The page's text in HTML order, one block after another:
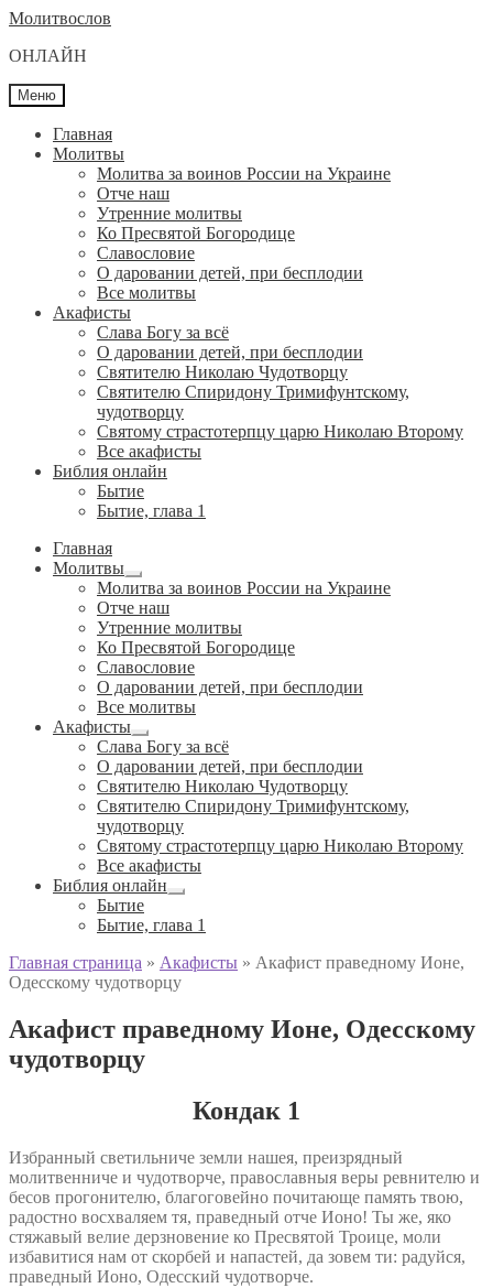
Перейти
навигации
Перейти
содержимому
Молитвослов
ОНЛАЙН
Меню
Главная
Молитвы
Молитва за воинов России на Украине
Отче наш
Утренние молитвы
Ко Пресвятой Богородице
Славословие
О даровании детей, при бесплодии
Вcе молитвы
Акафисты
Слава Богу за всё
О даровании детей, при бесплодии
Святителю Николаю Чудотворцу
Святителю Спиридону Тримифунтскому,
чудотворцу
Святому страстотерпцу царю Николаю Второму
Все акафисты
Библия онлайн
Бытие
Бытие, глава 1
Главная
Молитвы
Развернутое
вложенное
меню
Молитва за воинов России на Украине
Отче наш
Утренние молитвы
Ко Пресвятой Богородице
Славословие
О даровании детей, при бесплодии
Вcе молитвы
Акафисты
Развернутое
вложенное
меню
Слава Богу за всё
О даровании детей, при бесплодии
Святителю Николаю Чудотворцу
Святителю Спиридону Тримифунтскому,
чудотворцу
Святому страстотерпцу царю Николаю Второму
Все акафисты
Библия онлайн
Развернутое
вложенное
меню
Бытие
Бытие, глава 1
Главная страница » Акафисты » Акафист праведному Ионе,
Одесскому чудотворцу
Акафист праведному Ионе, Одесскому
чудотворцу
Кондак 1
Избранный светильниче земли нашея, преизрядный
молитвенниче и чудотворче, православныя веры ревнителю и
бесов прогонителю, благоговейно почитающе память твою,
радостно восхваляем тя, праведный отче Ионо! Ты же, яко
стяжавый велие дерзновение ко Пресвятой Троице, моли
избавитися нам от скорбей и напастей, да зовем ти: радуйся,
праведный Ионо, Одесский чудотворче.